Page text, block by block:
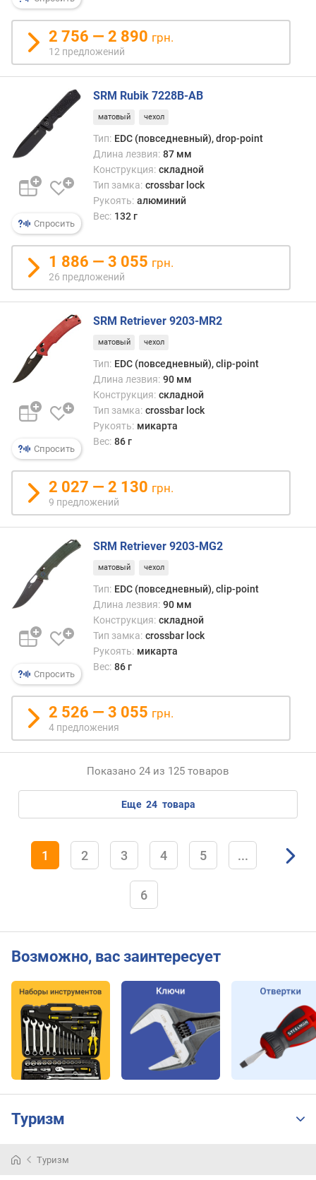
2 756 — 2 890 грн.
12 предложений
Спросить
SRM Rubik 7228B-AB
матовый чехол
Тип: EDC (повседневный), drop-point
Длина лезвия: 87 мм
Конструкция: складной
Тип замка: crossbar lock
Рукоять: алюминий
Вес: 132 г
1 886 — 3 055 грн.
26 предложений
Спросить
SRM Retriever 9203-MR2
матовый чехол
Тип: EDC (повседневный), clip-point
Длина лезвия: 90 мм
Конструкция: складной
Тип замка: crossbar lock
Рукоять: микарта
Вес: 86 г
2 027 — 2 130 грн.
9 предложений
Спросить
SRM Retriever 9203-MG2
матовый чехол
Тип: EDC (повседневный), clip-point
Длина лезвия: 90 мм
Конструкция: складной
Тип замка: crossbar lock
Рукоять: микарта
Вес: 86 г
2 526 — 3 055 грн.
4 предложения
Показано 24 из 125 товаров
еще 24 товара
1 2 3 4 5 ...
6
Возможно, вас заинтересует
Туризм
Туризм